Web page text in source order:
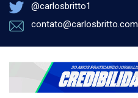
@carlosbritto1
contato@carlosbritto.com